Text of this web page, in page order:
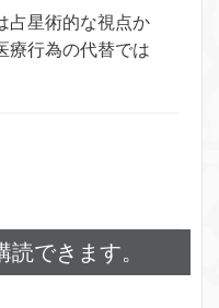
占星術的な視点か
療行為の代替では
できます。